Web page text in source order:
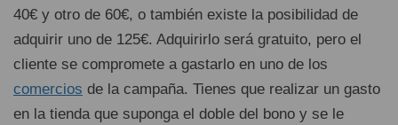
40€ y otro de 60€, o también existe la posibilidad de
adquirir uno de 125€. Adquirirlo será gratuito, pero el
cliente se compromete a gastarlo en uno de los
comercios de la campaña. Tienes que realizar un gasto
en la tienda que suponga el doble del bono y se le